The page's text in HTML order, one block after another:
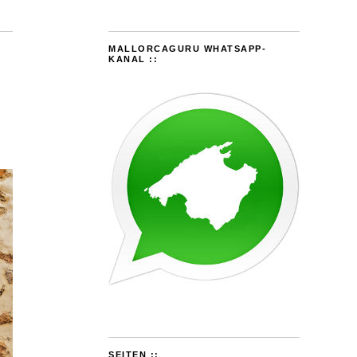
MALLORCAGURU WHATSAPP-
KANAL ::
SEITEN ::